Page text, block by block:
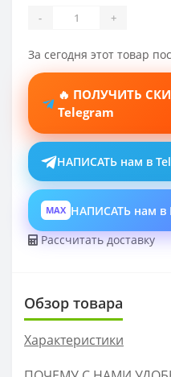
- +
За сегодня этот товар
🔥 ПОЛУЧИТЬ
Telegram
НАПИСАТЬ нам в
MAX НАПИСАТЬ нам в
Рассчитать доставку
Обзор товара
Характеристики